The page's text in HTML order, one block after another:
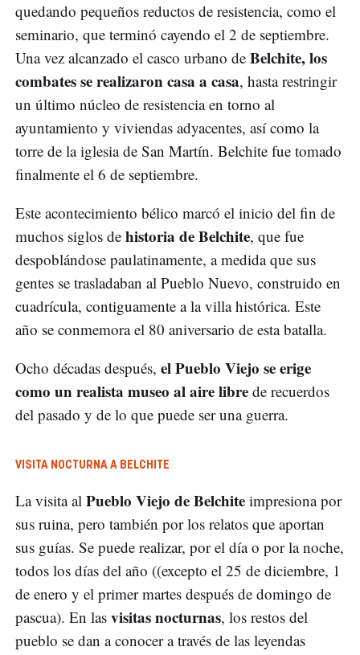
quedando pequeños reductos de resistencia, como el
seminario, que terminó cayendo el 2 de septiembre.
Una vez alcanzado el casco urbano de Belchite, los
combates se realizaron casa a casa, hasta restringir
un último núcleo de resistencia en torno al
ayuntamiento y viviendas adyacentes, así como la
torre de la iglesia de San Martín. Belchite fue tomado
finalmente el 6 de septiembre.
Este acontecimiento bélico marcó el inicio del fin de
muchos siglos de historia de Belchite, que fue
despoblándose paulatinamente, a medida que sus
gentes se trasladaban al Pueblo Nuevo, construido en
cuadrícula, contiguamente a la villa histórica. Este
año se conmemora el 80 aniversario de esta batalla.
Ocho décadas después, el Pueblo Viejo se erige
como un realista museo al aire libre de recuerdos
del pasado y de lo que puede ser una guerra.
VISITA NOCTURNA A BELCHITE
La visita al Pueblo Viejo de Belchite impresiona por
sus ruina, pero también por los relatos que aportan
sus guías. Se puede realizar, por el día o por la noche,
todos los días del año ((excepto el 25 de diciembre, 1
de enero y el primer martes después de domingo de
pascua). En las visitas nocturnas, los restos del
pueblo se dan a conocer a través de las leyendas